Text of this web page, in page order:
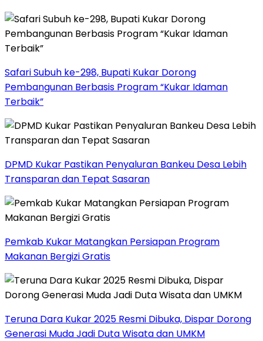
Safari Subuh ke-298, Bupati Kukar Dorong
Pembangunan Berbasis Program “Kukar Idaman
Terbaik”
DPMD Kukar Pastikan Penyaluran Bankeu Desa Lebih
Transparan dan Tepat Sasaran
Pemkab Kukar Matangkan Persiapan Program
Makanan Bergizi Gratis
Teruna Dara Kukar 2025 Resmi Dibuka, Dispar Dorong
Generasi Muda Jadi Duta Wisata dan UMKM